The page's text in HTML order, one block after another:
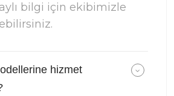
bilgi için ekibimizle
hizmet